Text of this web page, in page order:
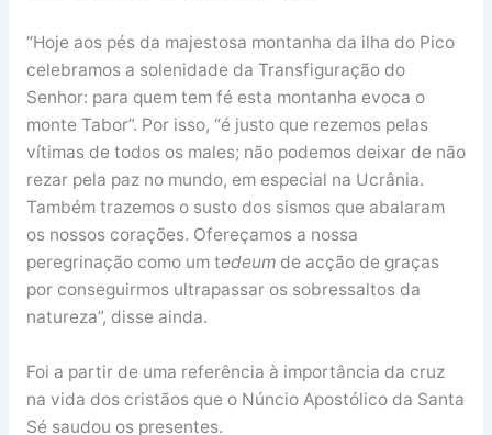
“Hoje aos pés da majestosa montanha da ilha do Pico
celebramos a solenidade da Transfiguração do
Senhor: para quem tem fé esta montanha evoca o
monte Tabor”. Por isso, “é justo que rezemos pelas
vítimas de todos os males; não podemos deixar de não
rezar pela paz no mundo, em especial na Ucrânia.
Também trazemos o susto dos sismos que abalaram
os nossos corações. Ofereçamos a nossa
peregrinação como um tedeumde acção de graças
por conseguirmos ultrapassar os sobressaltos da
natureza”, disse ainda.
Foi a partir de uma referência à importância da cruz
na vida dos cristãos que o Núncio Apostólico da Santa
Sé saudou os presentes.